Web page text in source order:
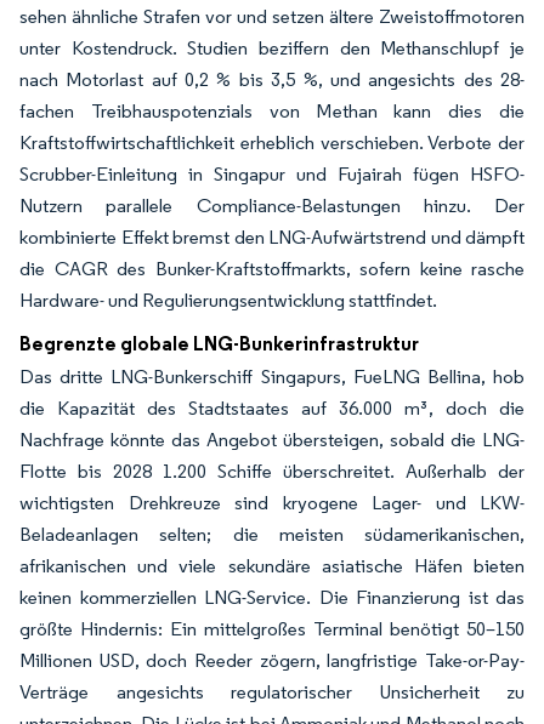
sehen ähnliche Strafen vor und setzen ältere Zweistoffmotoren
unter Kostendruck. Studien beziffern den Methanschlupf je
nach Motorlast auf 0,2 % bis 3,5 %, und angesichts des 28-
fachen Treibhauspotenzials von Methan kann dies die
Kraftstoffwirtschaftlichkeit erheblich verschieben. Verbote der
Scrubber-Einleitung in Singapur und Fujairah fügen HSFO-
Nutzern parallele Compliance-Belastungen hinzu. Der
kombinierte Effekt bremst den LNG-Aufwärtstrend und dämpft
die CAGR des Bunker-Kraftstoffmarkts, sofern keine rasche
Hardware- und Regulierungsentwicklung stattfindet.
Begrenzte globale LNG-Bunkerinfrastruktur
Das dritte LNG-Bunkerschiff Singapurs, FueLNG Bellina, hob
die Kapazität des Stadtstaates auf 36.000 m³, doch die
Nachfrage könnte das Angebot übersteigen, sobald die LNG-
Flotte bis 2028 1.200 Schiffe überschreitet. Außerhalb der
wichtigsten Drehkreuze sind kryogene Lager- und LKW-
Beladeanlagen selten; die meisten südamerikanischen,
afrikanischen und viele sekundäre asiatische Häfen bieten
keinen kommerziellen LNG-Service. Die Finanzierung ist das
größte Hindernis: Ein mittelgroßes Terminal benötigt 50–150
Millionen USD, doch Reeder zögern, langfristige Take-or-Pay-
Verträge angesichts regulatorischer Unsicherheit zu